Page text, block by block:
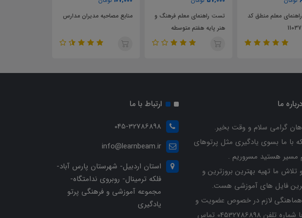
تست راهنمای معلم فرهنگ و
هنر پایه هفتم متوسطه
منابع مصاحبه مدیران مدارس
نمونه موردکاوی ویژه انتخاب و
درباره ما
گرامی سلام و وقت بخیر.
با ما بسوی یادگیری مثل پرتوهای
مسیر هستید مسروریم .
ما تهیه بهترین بروزترین و
فایل های آموزشی هست.
لازم در خصوص عضویت و
خرید با شماره تلفن 04532786898 تماس
ارتباط با ما
045-32786898
info@learnbeam.ir
استان اردبیل- شهرستان پارس آباد-
فلکه ترمینال- روبروی ندامتگاه-
مجموعه آموزشی و فرهنگی پرتو
یادگیری